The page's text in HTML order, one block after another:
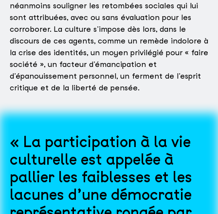
néanmoins souligner les retombées sociales qui lui
sont attribuées, avec ou sans évaluation pour les
corroborer. La culture s’impose dès lors, dans le
discours de ces agents, comme un remède indolore à
la crise des identités, un moyen privilégié pour « faire
société », un facteur d’émancipation et
d’épanouissement personnel, un ferment de l’esprit
critique et de la liberté de pensée.
La participation à la vie
culturelle est appelée à
pallier les faiblesses et les
lacunes d’une démocratie